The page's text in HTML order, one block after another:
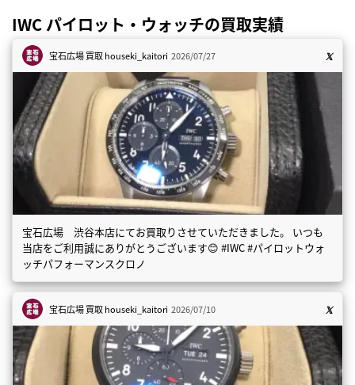
IWC パイロット・ウォッチの買取実績
宝石広場 買取houseki_kaitori 2026/07/27
宝石広場 渋谷本店にてお買取りさせていただきました。 いつも
当店をご利用誠にありがとうございます😊 #IWC #パイロットウォ
ッチパフォーマンスクロノ
宝石広場 買取houseki_kaitori 2026/07/10